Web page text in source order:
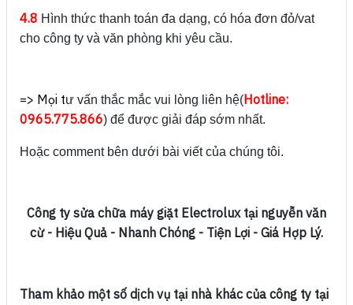
4.8 Hình thức thanh toán đa dạng, có hóa đơn đỏ/vat
cho công ty và văn phòng khi yêu cầu.
=> Mọi tư vấn thắc mắc vui lòng liên hệ(Hotline:
0965.775.866) để được giải đáp sớm nhất.
Hoặc comment bên dưới bài viết của chúng tôi.
Công ty sửa chữa máy giặt Electrolux tại nguyễn văn
cừ - Hiệu Quả - Nhanh Chóng - Tiện Lợi - Giá Hợp Lý.
Tham khảo một số dịch vụ tại nhà khác của công ty tại